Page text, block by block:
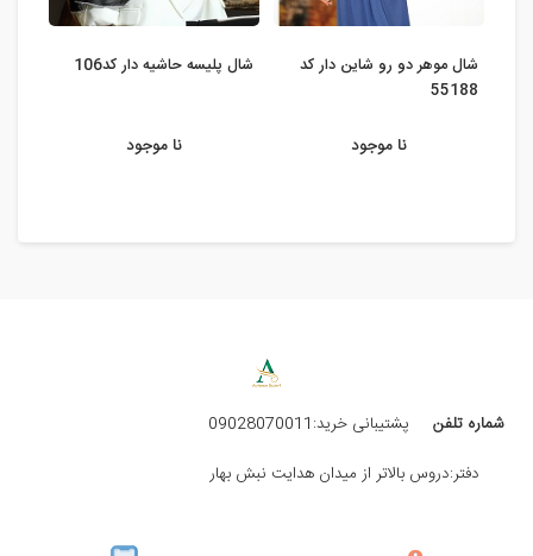
شال موهر دو رو شاین دار کد
55188
نا موجود
شال پلیسه حاشیه دار کد106
نا موجود
شماره تلفن
پشتیبانی خرید:09028070011
دفتر:دروس بالاتر از میدان هدایت نبش بهار